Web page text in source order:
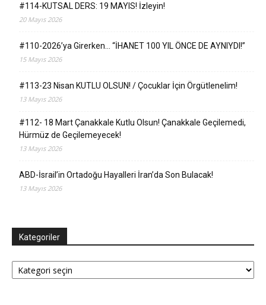
#114-KUTSAL DERS: 19 MAYIS! İzleyin!
20 Mayıs 2026
#110-2026’ya Girerken… “İHANET 100 YIL ÖNCE DE AYNIYDI!”
15 Mayıs 2026
#113-23 Nisan KUTLU OLSUN! / Çocuklar İçin Örgütlenelim!
13 Mayıs 2026
#112- 18 Mart Çanakkale Kutlu Olsun! Çanakkale Geçilemedi,
Hürmüz de Geçilemeyecek!
13 Mayıs 2026
ABD-İsrail’in Ortadoğu Hayalleri İran’da Son Bulacak!
13 Mayıs 2026
Kategoriler
Kategoriler